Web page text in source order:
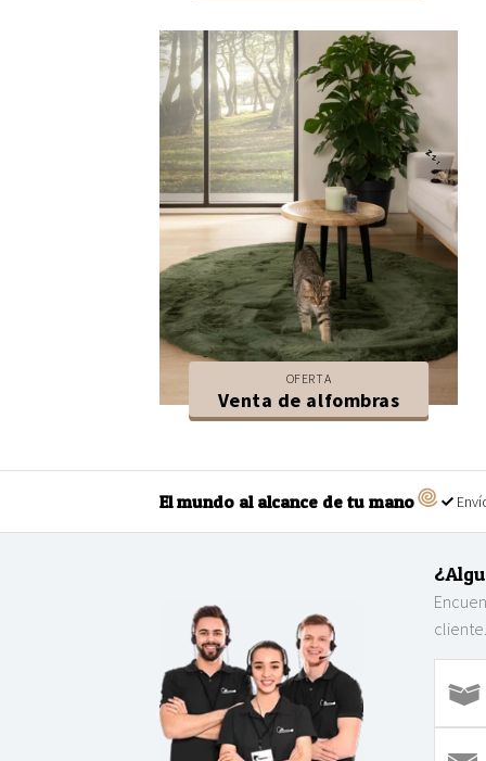
OFERTA
Venta de alfombras
El mundo al alcance de tu mano
cliente.